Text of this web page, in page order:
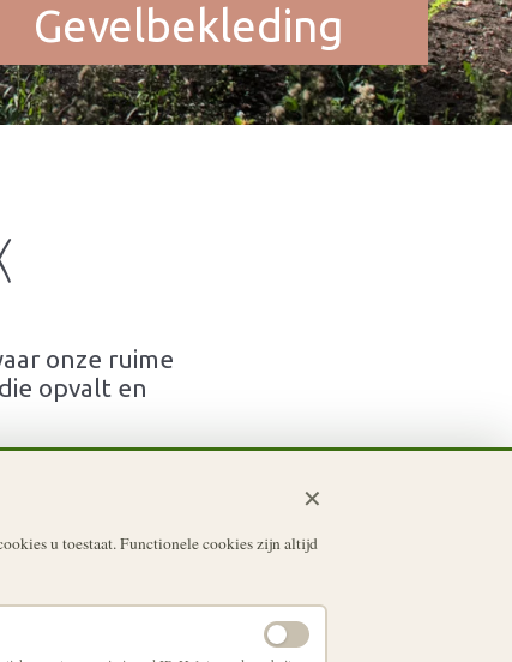
Gevelbekleding
onze ruime
opvalt en
✕
u toestaat. Functionele cookies zijn altijd